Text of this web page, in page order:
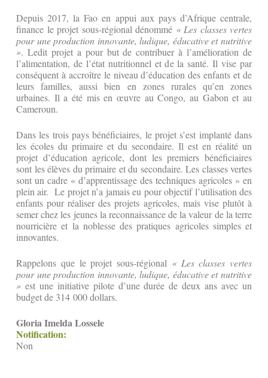
Depuis 2017, la Fao en appui aux pays d’Afrique centrale,
finance le projet sous-régional dénommé « Les classes vertes
pour une production innovante, ludique, éducative et nutritive
». Ledit projet a pour but de contribuer à l’amélioration de
l’alimentation, de l’état nutritionnel et de la santé. Il vise par
conséquent à accroître le niveau d’éducation des enfants et de
leurs familles, aussi bien en zones rurales qu’en zones
urbaines. Il a été mis en œuvre au Congo, au Gabon et au
Cameroun.
Dans les trois pays bénéficiaires, le projet s’est implanté dans
les écoles du primaire et du secondaire. Il est en réalité un
projet d’éducation agricole, dont les premiers bénéficiaires
sont les élèves du primaire et du secondaire. Les classes vertes
sont un cadre « d’apprentissage des techniques agricoles » en
plein air. Le projet n’a jamais eu pour objectif l’utilisation des
enfants pour réaliser des projets agricoles, mais vise plutôt à
semer chez les jeunes la reconnaissance de la valeur de la terre
nourricière et la noblesse des pratiques agricoles simples et
innovantes.
Rappelons que le projet sous-régional « Les classes vertes
pour une production innovante, ludique, éducative et nutritive
» est une initiative pilote d’une durée de deux ans avec un
budget de 314 000 dollars.
Gloria Imelda Lossele
Notification:
Non